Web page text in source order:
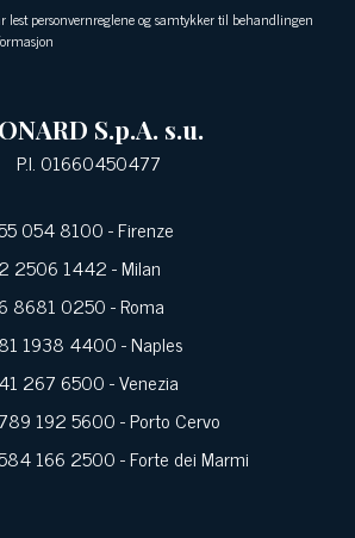
lest personvernreglene og samtykker til behandlingen
S.p.A. s.u.
P.I. 01660450477
054 8100- Firenze
2506 1442- Milan
8681 0250- Roma
1938 4400- Naples
267 6500- Venezia
192 5600- Porto Cervo
166 2500- Forte dei Marmi